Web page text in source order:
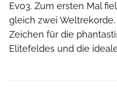
Evo3. Zum ersten Mal
gleich zwei
Zeichen für die
Elitefeldes und die